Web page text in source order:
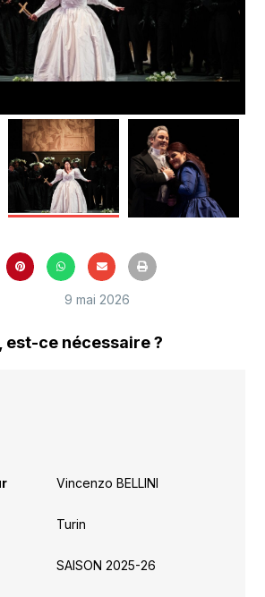
9 mai 2026
ce nécessaire ?
Vincenzo BELLINI
Turin
SAISON 2025-26